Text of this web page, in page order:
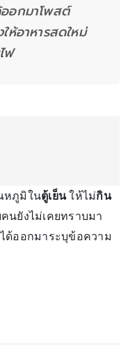
อกมาโพสต์
ห้อาหารสดใหม่
ฟ
หภูมิในตู้เย็นให้ไม่กิน
นยังไม่เคยทราบมา
ได้ออกมาระบุข้อความ